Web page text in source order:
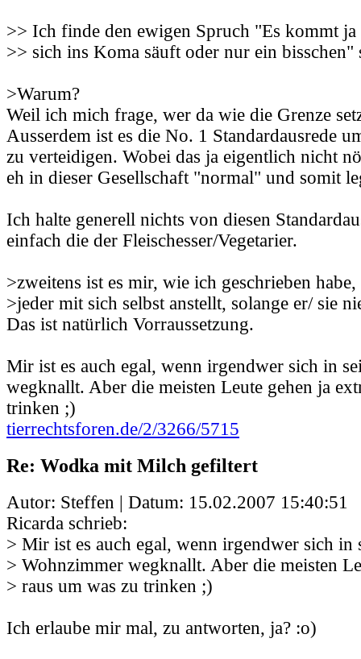
>> Ich finde den ewigen Spruch "Es kommt
>> sich ins Koma säuft oder nur ein
>Warum?
Weil ich mich frage, wer da wie die Grenze
Ausserdem ist es die No. 1 Standardausrede
zu verteidigen. Wobei das ja eigentlich nicht
eh in dieser Gesellschaft "normal" und somit
Ich halte generell nichts von diesen
einfach die der Fleischesser/Vegetarier.
>zweitens ist es mir, wie ich geschrieben habe,
>jeder mit sich selbst anstellt, solange er/ sie
Das ist natürlich Vorraussetzung.
Mir ist es auch egal, wenn irgendwer sich in
wegknallt. Aber die meisten Leute gehen ja
trinken ;)
tierrechtsforen.de/2/3266/5715
Re: Wodka mit Milch gefiltert
Autor: Steffen | Datum: 15.02.2007 15:40:51
Ricarda schrieb:
> Mir ist es auch egal, wenn irgendwer sich in
> Wohnzimmer wegknallt. Aber die meisten
> raus um was zu trinken ;)
Ich erlaube mir mal, zu antworten, ja? :o)